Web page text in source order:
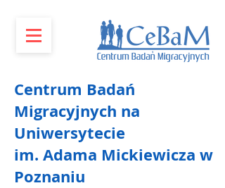
Centrum Badań
Migracyjnych na
Uniwersytecie
im. Adama Mickiewicza w
Poznaniu